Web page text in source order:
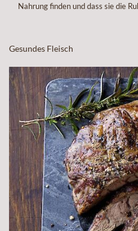
Nahrung finden und dass sie die
Gesundes Fleisch